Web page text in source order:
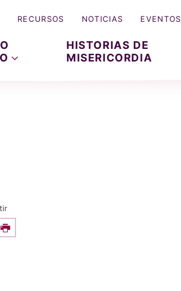
HISTORIAS DE
MISERICORDIA
RECURSOS NOTICIAS EVENTOS
on Facebook
Print